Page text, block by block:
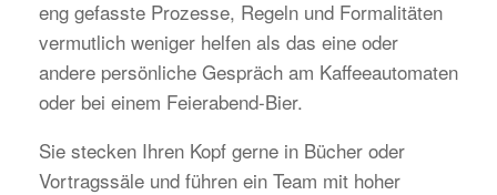
eng gefasste Prozesse, Regeln und Formalitäten
vermutlich weniger helfen als das eine oder
andere persönliche Gespräch am Kaffeeautomaten
oder bei einem Feierabend-Bier.
Sie stecken Ihren Kopf gerne in Bücher oder
Vortragssäle und führen ein Team mit hoher